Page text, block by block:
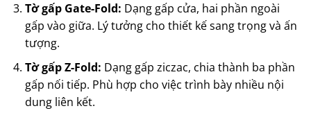
Tờ gấp Gate-Fold: Dạng gấp cửa, hai phần ngoài
gấp vào giữa. Lý tưởng cho thiết kế sang trọng và ấn
tượng.
Tờ gấp Z-Fold: Dạng gấp ziczac, chia thành ba phần
gấp nối tiếp. Phù hợp cho việc trình bày nhiều nội
dung liên kết.